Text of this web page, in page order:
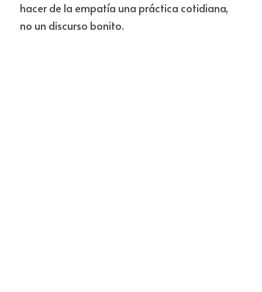
hacer de la empatía una práctica cotidiana,
no un discurso bonito.